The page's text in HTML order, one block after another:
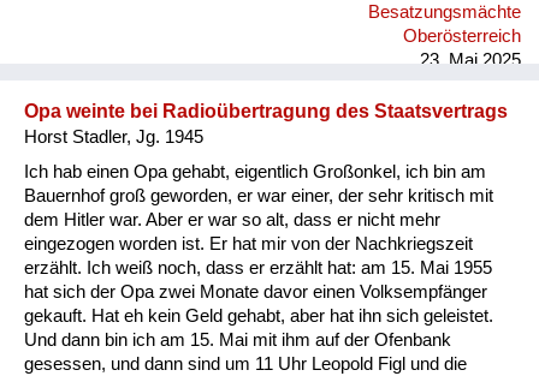
natürlich doch sehr bedrückt hat, weil damals gab es einige
Verschleppungen, die auch bekannt wurden, meist nur durch
Besatzungsmächte
Oberösterreich
23. Mai 2025
Opa weinte bei Radioübertragung des Staatsvertrags
Horst Stadler, Jg. 1945
Ich hab einen Opa gehabt, eigentlich Großonkel, ich bin am
Bauernhof groß geworden, er war einer, der sehr kritisch mit
dem Hitler war. Aber er war so alt, dass er nicht mehr
eingezogen worden ist. Er hat mir von der Nachkriegszeit
erzählt. Ich weiß noch, dass er erzählt hat: am 15. Mai 1955
hat sich der Opa zwei Monate davor einen Volksempfänger
gekauft. Hat eh kein Geld gehabt, aber hat ihn sich geleistet.
Und dann bin ich am 15. Mai mit ihm auf der Ofenbank
gesessen, und dann sind um 11 Uhr Leopold Figl und die